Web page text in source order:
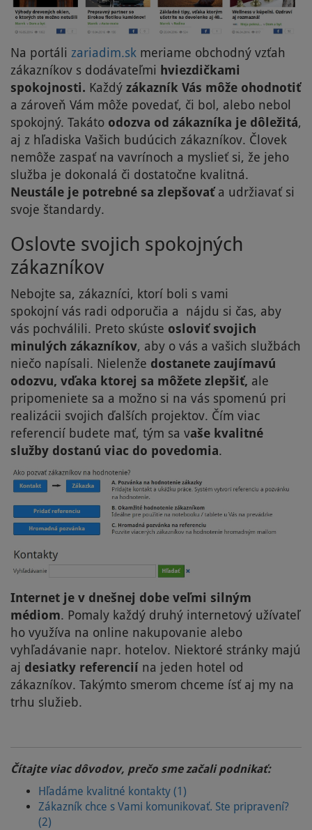
Na portáli zariadim.sk meriame obchodný vzťah
zákazníkov s dodávateľmi hviezdičkami
spokojnosti. Každý zákazník Vás môže ohodnotiť
a zároveň Vám môže povedať, či bol, alebo nebol
spokojný. Takáto odozva od zákazníka je dôležitá,
aj z hľadiska Vašich budúcich zákazníkov. Človek
nemôže zaspať na vavrínoch a myslieť si, že jeho
služba je dokonalá či dostatočne kvalitná.
Neustále je potrebné sa zlepšovaťa udržiavať si
svoje štandardy.
Oslovte svojich spokojných
zákazníkov
Nebojte sa, zákazníci, ktorí boli s vami
spokojní vás radi odporučia a nájdu si čas, aby
vás pochválili. Preto skúste osloviť svojich
minulých zákazníkov, aby o vás a vašich službách
niečo napísali. Nielenže dostanete zaujímavú
odozvu, vďaka ktorej sa môžete zlepšiť, ale
pripomeniete sa a možno si na vás spomenú pri
realizácii svojich ďalších projektov. Čím viac
referencií budete mať, tým sa vaše kvalitné
služby dostanú viac do povedomia.
Internet je v dnešnej dobe veľmi silným
médiom. Pomaly každý druhý internetový užívateľ
ho využíva na online nakupovanie alebo
vyhľadávanie napr. hotelov. Niektoré stránky majú
aj desiatky referencií na jeden hotel od
zákazníkov. Takýmto smerom chceme ísť aj my na
trhu služieb.
Čítajte viac dôvodov, prečo sme začali podnikať:
Hľadáme kvalitné kontakty (1)
Zákazník chce s Vami komunikovať. Ste pripravení?
(2)